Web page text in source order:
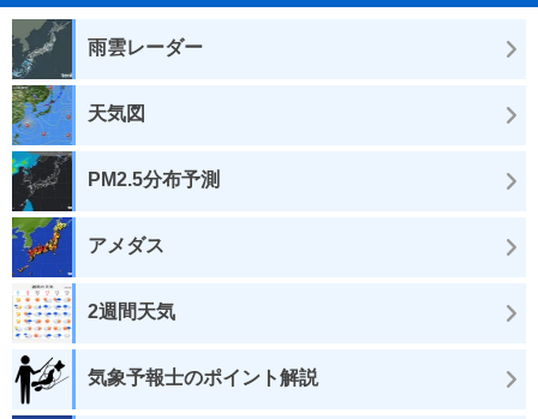
雨雲レーダー
天気図
PM2.5分布予測
アメダス
2週間天気
気象予報士のポイント解説